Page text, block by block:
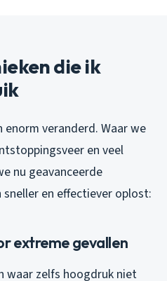
die ik
veranderd. Waar we
en veel
nu geavanceerde
en effectiever oplost:
extreme gevallen
waar zelfs hoogdruk niet